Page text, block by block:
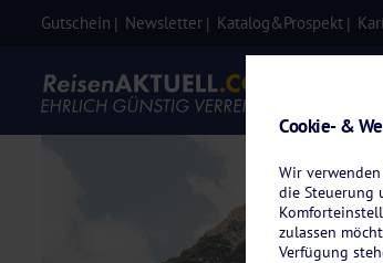
Gutschein Newsletter Katalog&Prospekt
Cookie- &
Wir
die Steuerung
zulassen
Verfügung